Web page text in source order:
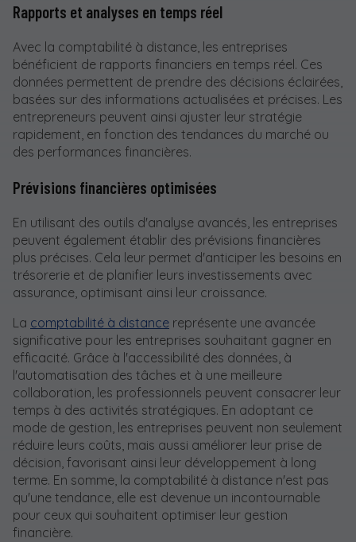
Rapports et analyses en temps réel
Avec la comptabilité à distance, les entreprises
bénéficient de rapports financiers en temps réel. Ces
données permettent de prendre des décisions éclairées,
basées sur des informations actualisées et précises. Les
entrepreneurs peuvent ainsi ajuster leur stratégie
rapidement, en fonction des tendances du marché ou
des performances financières.
Prévisions financières optimisées
En utilisant des outils d'analyse avancés, les entreprises
peuvent également établir des prévisions financières
plus précises. Cela leur permet d'anticiper les besoins en
trésorerie et de planifier leurs investissements avec
assurance, optimisant ainsi leur croissance.
La comptabilité à distance représente une avancée
significative pour les entreprises souhaitant gagner en
efficacité. Grâce à l'accessibilité des données, à
l'automatisation des tâches et à une meilleure
collaboration, les professionnels peuvent consacrer leur
temps à des activités stratégiques. En adoptant ce
mode de gestion, les entreprises peuvent non seulement
réduire leurs coûts, mais aussi améliorer leur prise de
décision, favorisant ainsi leur développement à long
terme. En somme, la comptabilité à distance n'est pas
qu'une tendance, elle est devenue un incontournable
pour ceux qui souhaitent optimiser leur gestion
financière.